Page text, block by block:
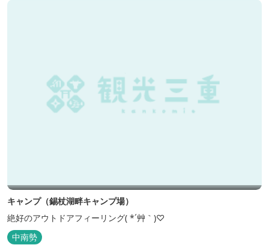
キャンプ（錫杖湖畔キャンプ場）
絶好のアウトドアフィーリング( *´艸｀)♡
中南勢